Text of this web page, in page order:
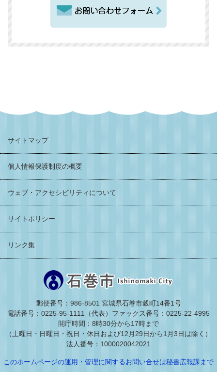
サイトマップ
個人情報保護制度の概要
ウェブ・アクセシビリティについて
サイトポリシー
リンク集
郵便番号：986-8501 宮城県石巻市穀町14番1号
電話番号：0225-95-1111（代表） ファックス番号：0225-22-4995
開庁時間：8時30分から17時まで
（土曜日・日曜日・祝日・休日および12月29日から1月3日は除く）
法人番号：1000020042021
このホームページの運用・管理に関するお問い合せは秘書広報課まで